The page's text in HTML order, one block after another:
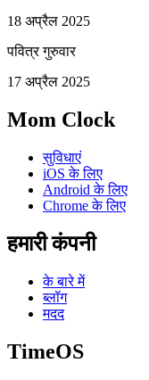
18 अप्रैल 2025
पवित्र गुरुवार
17 अप्रैल 2025
Mom Clock
सुविधाएं
iOS के लिए
Android के लिए
Chrome के लिए
हमारी कंपनी
के बारे में
ब्लॉग
मदद
TimeOS